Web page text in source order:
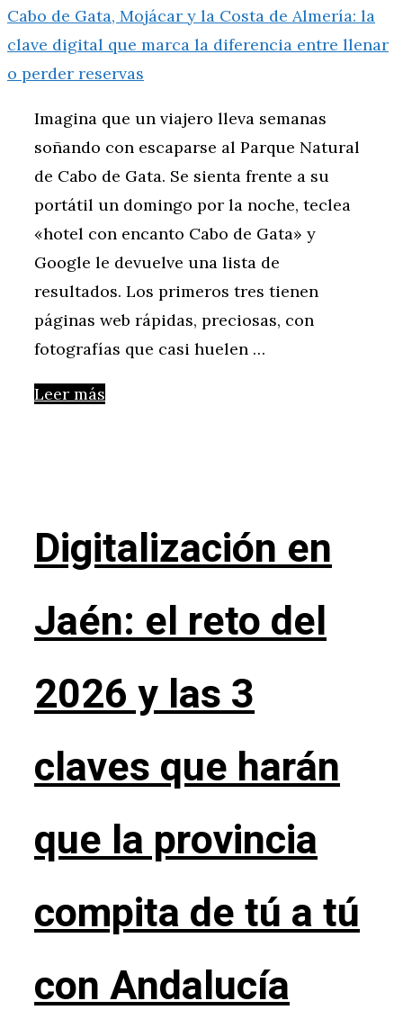
Imagina que un viajero lleva semanas
soñando con escaparse al Parque Natural
de Cabo de Gata. Se sienta frente a su
portátil un domingo por la noche, teclea
«hotel con encanto Cabo de Gata» y
Google le devuelve una lista de
resultados. Los primeros tres tienen
páginas web rápidas, preciosas, con
fotografías que casi huelen …
Leer más
Digitalización en
Jaén: el reto del
2026 y las 3
claves que harán
que la provincia
compita de tú a tú
con Andalucía